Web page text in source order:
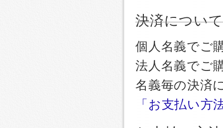
決済について
個人名義でご
法人名義でご
名義毎の決済
「お支払い方